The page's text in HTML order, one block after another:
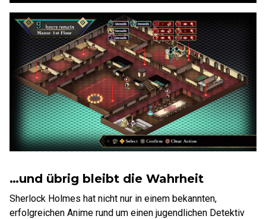
…und übrig bleibt die Wahrheit
Sherlock Holmes hat nicht nur in einem bekannten,
erfolgreichen Anime rund um einen jugendlichen Detektiv